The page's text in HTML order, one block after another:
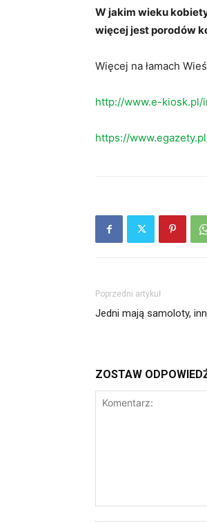
W jakim wieku
więcej jest porodów
Więcej na łamach
http://www.e-kiosk.pl/
https://
Poprzedni artykuł
Jedni mają samoloty,
ZOSTAW